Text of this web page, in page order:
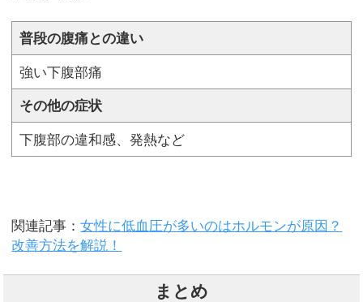
普段の腹痛との違い
強い下腹部痛
その他の症状
下腹部の違和感、発熱など
関連記事：女性に低血圧が多いのはホルモンが原因？
改善方法を解説！
まとめ